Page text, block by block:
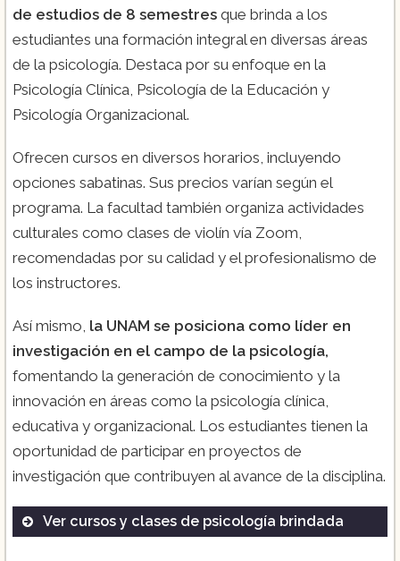
de estudios de 8 semestres que brinda a los
estudiantes una formación integral en diversas áreas
de la psicología. Destaca por su enfoque en la
Psicología Clínica, Psicología de la Educación y
Psicología Organizacional.
Ofrecen cursos en diversos horarios, incluyendo
opciones sabatinas. Sus precios varían según el
programa. La facultad también organiza actividades
culturales como clases de violín vía Zoom,
recomendadas por su calidad y el profesionalismo de
los instructores.
Así mismo, la UNAM se posiciona como líder en
investigación en el campo de la psicología,
fomentando la generación de conocimiento y la
innovación en áreas como la psicología clínica,
educativa y organizacional. Los estudiantes tienen la
oportunidad de participar en proyectos de
investigación que contribuyen al avance de la disciplina.
Ver cursos y clases de psicología brindada